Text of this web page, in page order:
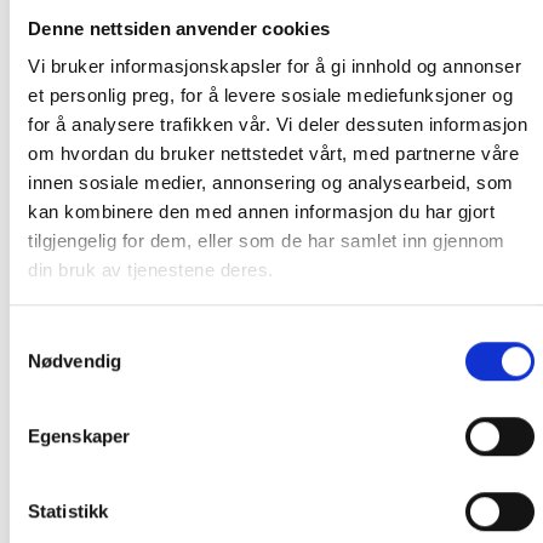
Denne nettsiden anvender cookies
Vi bruker informasjonskapsler for å gi innhold og annonser
et personlig preg, for å levere sosiale mediefunksjoner og
for å analysere trafikken vår. Vi deler dessuten informasjon
om hvordan du bruker nettstedet vårt, med partnerne våre
innen sosiale medier, annonsering og analysearbeid, som
kan kombinere den med annen informasjon du har gjort
tilgjengelig for dem, eller som de har samlet inn gjennom
din bruk av tjenestene deres.
Nødvendig
Egenskaper
Statistikk
Kjølevarer sendes heller ikke.
Maksmål: 35 kg / 120 x 60 x 60 cm
Har du ikke fått noen alternativ på frakt på din pakke så er
mulig for skade under transport.
Noen produkter selges kun i
butikk, og får derfor kun opp valget klikk & hent. Hør med oss på
91 92 05 91.
MED POSTNORD. DET VIL SI PAKKER FRA 0-35 KG MED